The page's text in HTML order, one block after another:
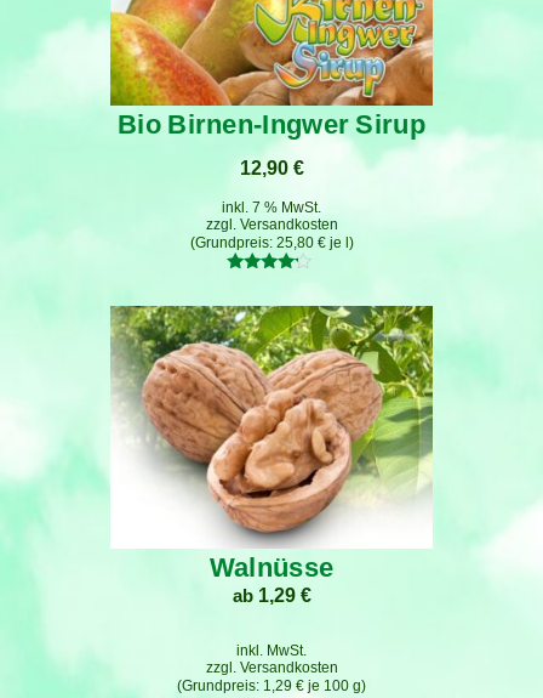
Bio Birnen-Ingwer Sirup
4.00
von 5
12,90 €
25,80 €je
inkl. 7 % MwSt.
zzgl. Versandkosten
Walnüsse
ab 1,29 €
1,29 € je 100 g
inkl. MwSt.
zzgl. Versandkosten